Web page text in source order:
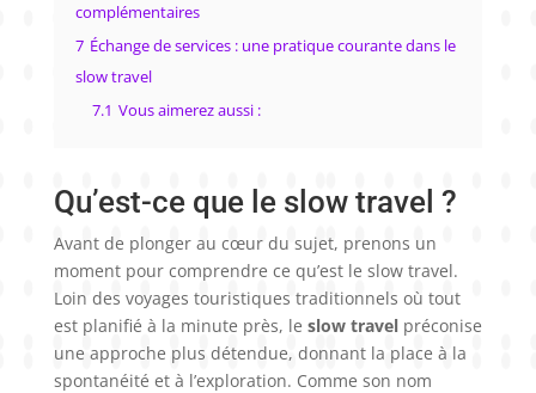
complémentaires
7 Échange de services : une pratique courante dans le
slow travel
7.1 Vous aimerez aussi :
Qu’est-ce que le slow travel ?
Avant de plonger au cœur du sujet, prenons un
moment pour comprendre ce qu’est le slow travel.
Loin des voyages touristiques traditionnels où tout
est planifié à la minute près, le slow travelpréconise
une approche plus détendue, donnant la place à la
spontanéité et à l’exploration. Comme son nom